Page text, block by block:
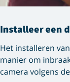
Installeer een
Het installeren
manier om
camera volgens